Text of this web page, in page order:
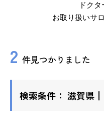
ドク
お取り扱いサ
2 件見つかりました
検索条件： 滋賀県